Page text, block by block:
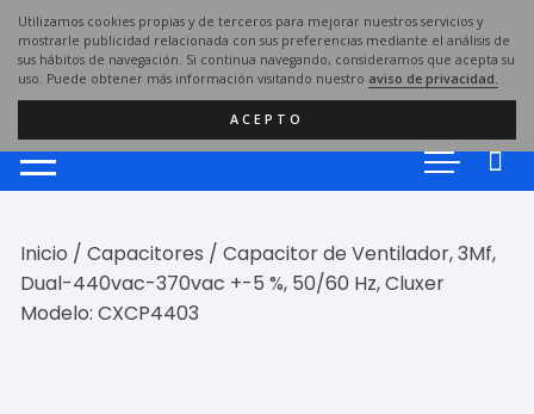
Utilizamos cookies propias y de terceros para mejorar nuestros servicios y
mostrarle publicidad relacionada con sus preferencias mediante el análisis de
sus hábitos de navegación. Si continua navegando, consideramos que acepta su
uso. Puede obtener más información visitando nuestro aviso de privacidad.
ACEPTO
Saltar
contenido
Inicio /Capacitores / Capacitor de Ventilador, 3Mf,
Dual-440vac-370vac +-5 %, 50/60 Hz, Cluxer
Modelo: CXCP4403